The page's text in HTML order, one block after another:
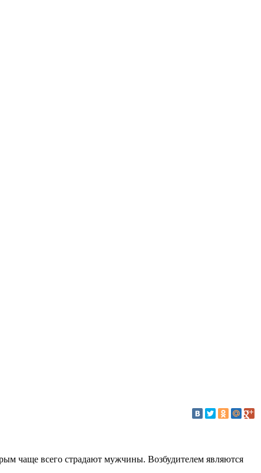
чаще всего страдают мужчины. Возбудителем являются